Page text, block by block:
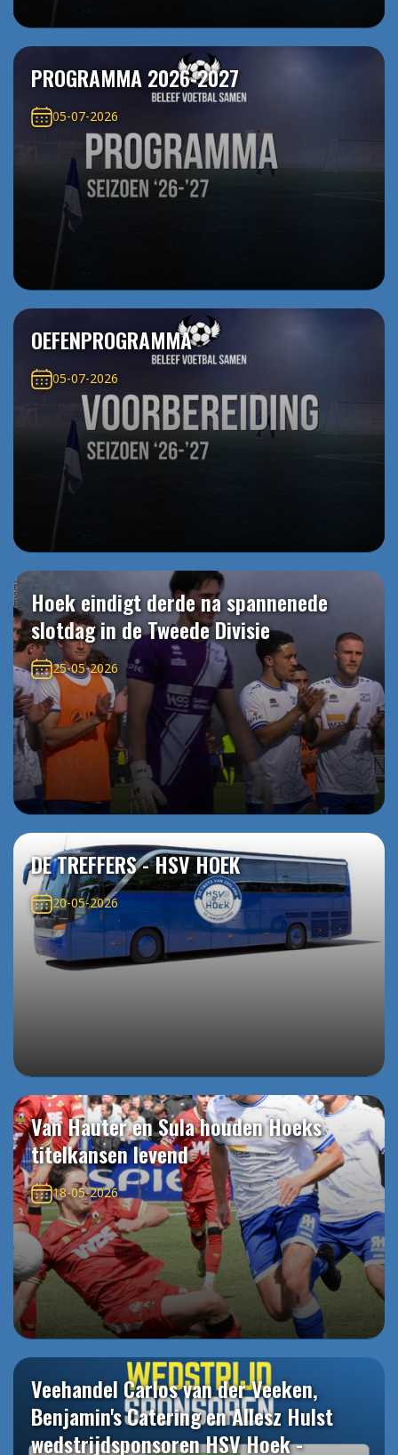
PROGRAMMA 2026-2027
05-07-2026
OEFENPROGRAMMA
05-07-2026
Hoek eindigt derde na spannenede
slotdag in de Tweede Divisie
25-05-2026
DE TREFFERS - HSV HOEK
20-05-2026
Van Hauter en Sula houden Hoeks
titelkansen levend
18-05-2026
Veehandel Carlos van der Veeken,
Benjamin's Catering en Allesz Hulst
wedstrijdsponsoren HSV Hoek -